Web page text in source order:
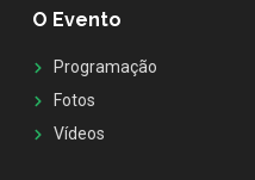
O Evento
Programação
Fotos
Vídeos